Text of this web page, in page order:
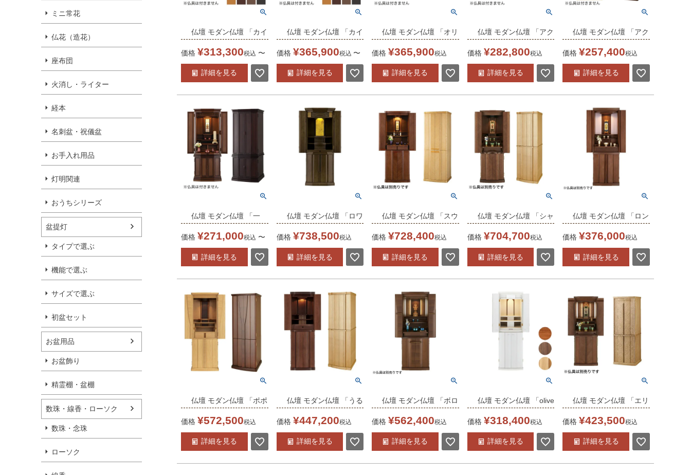
ミニ常花
仏花（造花）
座布団
火消し・ライター
経本
名刺盆・祝儀盆
お手入れ用品
灯明関連
おうちシリーズ
盆提灯
タイプで選ぶ
機能で選ぶ
サイズで選ぶ
初盆セット
お盆用品
お盆飾り
精霊棚・盆棚
数珠・線香・ローソク
数珠・念珠
ローソク
仏壇 モダン仏壇 「カイ
ン 14-40」 14×40号 /家
具調仏壇 モダン仏壇 床
置き仏壇台付き リビン
グ 仏壇 上下セット モ
ダン 送料無料
価格 ¥313,300税込 〜
詳細を見る
仏壇 モダン仏壇 「カイ
ン 15-43」 15×43号 /家
具調仏壇 モダン仏壇 床
置き仏壇台付き リビン
グ 仏壇 上下セット モ
ダン 送料無料
価格 ¥365,900税込 〜
詳細を見る
仏壇 モダン仏壇 「オリ
ビア 16-40」 16×40号 /
家具調仏壇 モダン仏壇
床置き仏壇台付き リビ
ング 仏壇 上下セット
モダン 送料無料
価格 ¥365,900税込
詳細を見る
仏壇 モダン仏壇 「アク
ト B 13-40」 13×40号 /
家具調仏壇 モダン仏壇
床置き仏壇台付き リビ
ング 仏壇 上下セット
モダン 送料無料
価格 ¥282,800税込
詳細を見る
仏壇 モダン仏壇 「アク
ト A 13-40」 13×40号 /
家具調仏壇 モダン仏壇
床置き仏壇台付き リビ
ング 仏壇 上下セット
モダン 送料無料
価格 ¥257,400税込
詳細を見る
仏壇 モダン仏壇 「一
花」 13×36号 /家具調
仏壇 モダン仏壇 床置き
仏壇台付き リビング 仏
壇 上下セット モダン
送料無料
価格 ¥271,000税込 〜
詳細を見る
仏壇 モダン仏壇 「ロワ
ールα」ホワイトオーク
18×50号 /家具調 床置
き仏壇台付き リビング
上下セット 送料無料
価格 ¥738,500税込
詳細を見る
仏壇 モダン仏壇 「スウ
ィフト SE」 17×50号
経机付き/家具調 床置き
仏壇台付き リビング 上
下セット 送料無料
価格 ¥728,400税込
詳細を見る
仏壇 モダン仏壇 「シャ
ポン」 15×46号 経机付
き/家具調 床置き仏壇台
付き リビング 上下セッ
ト 送料無料
価格 ¥704,700税込
詳細を見る
仏壇 モダン仏壇 「ロン
シャン3 SE 15-45」ウ
ォールナット 15×45号
/家具調 床置き仏壇台付
き リビング 上下セット
価格 ¥376,000税込
詳細を見る
仏壇 モダン仏壇 「ポポ
ロSE 15-45」 15×45号
経机付き/家具調 床置き
仏壇台付き リビング 上
下セット 送料無料
価格 ¥572,500税込
詳細を見る
仏壇 モダン仏壇 「うる
ーる」 14×45号 /家具
調 床置き仏壇台付き リ
ビング 上下セット 送料
無料
価格 ¥447,200税込
詳細を見る
仏壇 モダン仏壇 「ボロ
ーネ」ウォールナット
15×45号 経机付き/家具
調 床置き仏壇台付き リ
ビング 上下セット 送料
価格 ¥562,400税込
詳細を見る
仏壇 モダン仏壇 「olive
オリーブ 14-45」
14×45号 /家具調 床置
き仏壇台付き リビング
上下セット 送料無料
価格 ¥318,400税込
詳細を見る
仏壇 モダン仏壇 「エリ
エール 2」 14×43号 経
机付き/家具調 床置き仏
壇台付き リビング 上下
セット 送料無料
価格 ¥423,500税込
詳細を見る